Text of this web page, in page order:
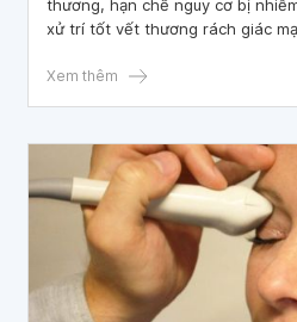
thương, hạn chế nguy cơ bị
xử trí tốt vết thương rách giác
thể hạn chế được các biến
Xem thêm